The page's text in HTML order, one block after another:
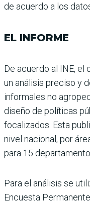
de acuerdo a los
EL INFORME
De acuerdo al INE,
un análisis preciso y
infor­males no
diseño de políticas
focalizados. Esta
nivel nacional, por
para 15
Para el análisis se
Encuesta